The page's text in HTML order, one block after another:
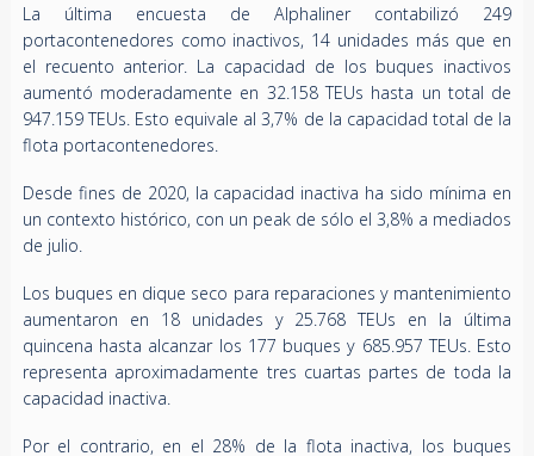
La última encuesta de Alphaliner contabilizó 249
portacontenedores como inactivos, 14 unidades más que en
el recuento anterior. La capacidad de los buques inactivos
aumentó moderadamente en 32.158 TEUs hasta un total de
947.159 TEUs. Esto equivale al 3,7% de la capacidad total de la
flota portacontenedores.
Desde fines de 2020, la capacidad inactiva ha sido mínima en
un contexto histórico, con un peak de sólo el 3,8% a mediados
de julio.
Los buques en dique seco para reparaciones y mantenimiento
aumentaron en 18 unidades y 25.768 TEUs en la última
quincena hasta alcanzar los 177 buques y 685.957 TEUs. Esto
representa aproximadamente tres cuartas partes de toda la
capacidad inactiva.
Por el contrario, en el 28% de la flota inactiva, los buques